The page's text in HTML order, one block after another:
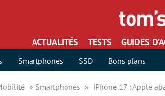
ACTUALITÉS TESTS GUIDES
Smartphones SSD Bons plans
Smartphones iPhone 17 : Apple